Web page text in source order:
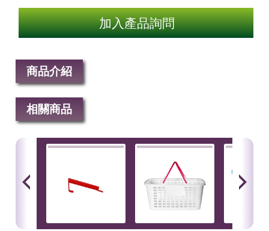
加入產品詢問
商品介紹
相關商品